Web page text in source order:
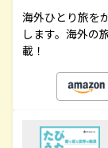
海外ひとり旅を
します。海外の
載！